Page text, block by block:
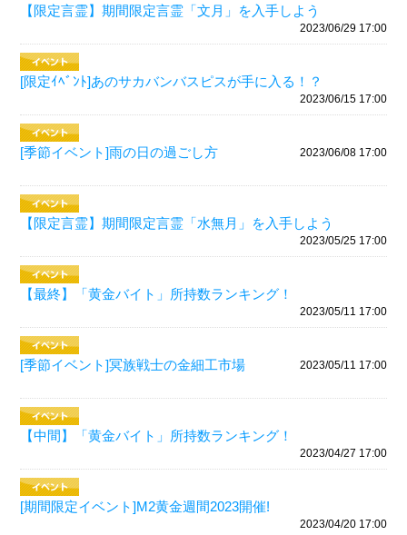
【限定言霊】期間限定言霊「文月」を入手しよう
2023/06/29 17:00
[限定ｲﾍﾞﾝﾄ]あのサカバンバスピスが手に入る！？
2023/06/15 17:00
[季節イベント]雨の日の過ごし方 2023/06/08 17:00
【限定言霊】期間限定言霊「水無月」を入手しよう
2023/05/25 17:00
【最終】「黄金バイト」所持数ランキング！
2023/05/11 17:00
[季節イベント]冥族戦士の金細工市場 2023/05/11 17:00
【中間】「黄金バイト」所持数ランキング！
2023/04/27 17:00
[期間限定イベント]M2黄金週間2023開催!
2023/04/20 17:00